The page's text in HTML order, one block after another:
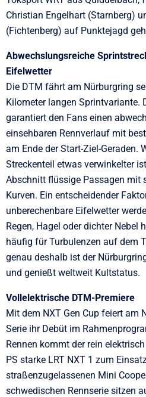
Christian Engelhart (Starnberg)
(Fichtenberg) auf Punktejagd
Abwechslungsreiche
Eifelwetter
Die DTM fährt am Nürburgring
Kilometer langen Sprintvariante.
garantiert den Fans einen
einsehbaren Rennverlauf mit
am Ende der Start-Ziel-Geraden.
Streckenteil etwas verwinkelter
Abschnitt flüssige Passagen mit
Kurven. Ein entscheidender
unberechenbare Eifelwetter
Regen, Hagel oder dichter Nebel
häufig für Turbulenzen auf dem
genau deshalb ist der
und genießt weltweit Kultstatus.
Vollelektrische DTM-Premiere
Mit dem NXT Gen Cup feiert am
Serie ihr Debüt im
Rennen kommt der rein
PS starke LRT NXT 1 zum
straßenzugelassenen Mini
schwedischen Rennserie sitzen